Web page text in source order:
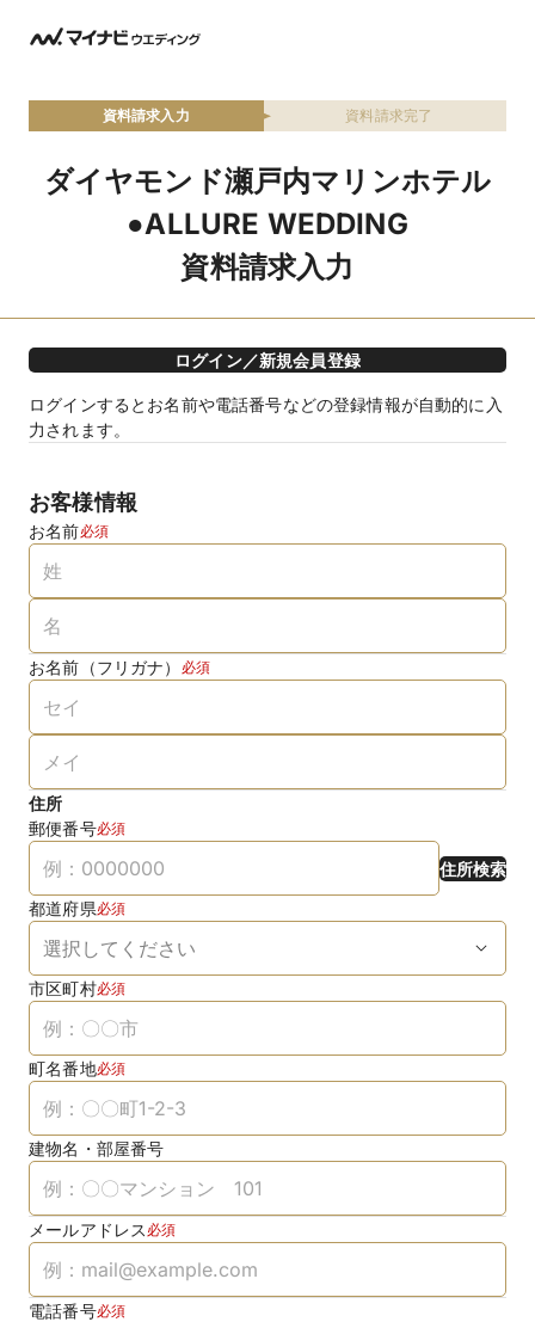
資料請求入力 資料請求完了
ダイヤモンド瀬戸内マリンホテル
●ALLURE WEDDING
資料請求入力
ログイン／新規会員登録
ログインするとお名前や電話番号などの登録情報が自動的に入
力されます。
お客様情報
お名前必須
お名前（フリガナ） 必須
住所
郵便番号必須
住所検索
都道府県必須
市区町村必須
町名番地必須
建物名・部屋番号
メールアドレス 必須
電話番号必須